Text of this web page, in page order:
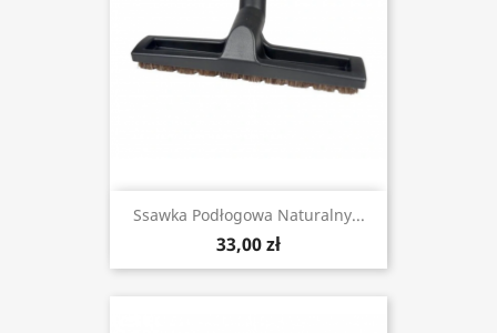
Ssawka Podłogowa Naturalny...
33,00 zł